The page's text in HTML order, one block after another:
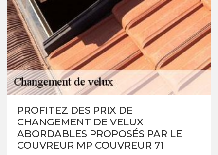
PROFITEZ DES PRIX DE
CHANGEMENT DE VELUX
ABORDABLES PROPOSÉS PAR LE
COUVREUR MP COUVREUR 71